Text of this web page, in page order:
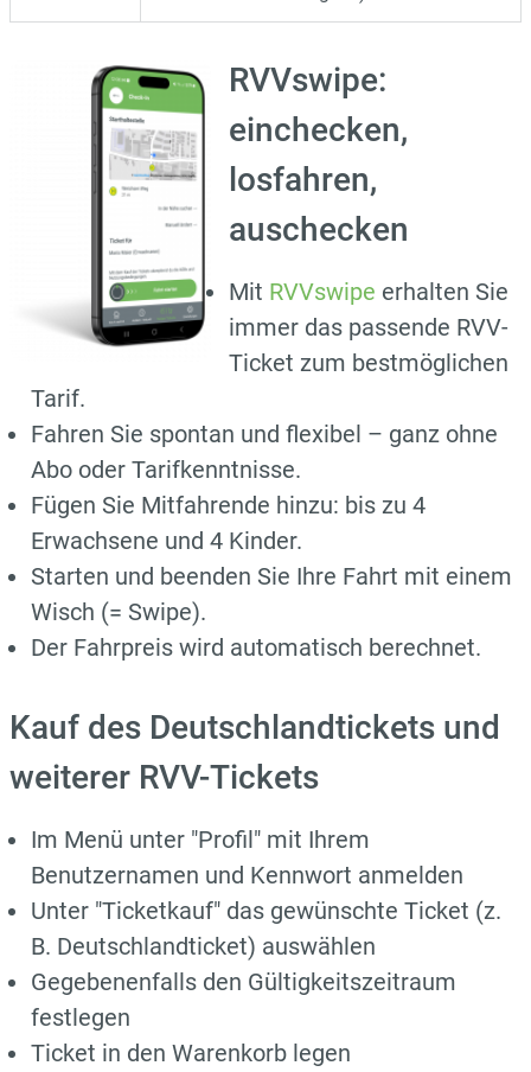
RVVswipe:
einchecken,
losfahren,
auschecken
Mit RVVswipe erhalten Sie
immer das passende RVV-
Ticket zum bestmöglichen
Tarif.
Fahren Sie spontan und flexibel – ganz ohne
Abo oder Tarifkenntnisse.
Fügen Sie Mitfahrende hinzu: bis zu 4
Erwachsene und 4 Kinder.
Starten und beenden Sie Ihre Fahrt mit einem
Wisch (= Swipe).
Der Fahrpreis wird automatisch berechnet.
Kauf des Deutschlandtickets und
weiterer RVV-Tickets
Im Menü unter "Profil" mit Ihrem
Benutzernamen und Kennwort anmelden
Unter "Ticketkauf" das gewünschte Ticket (z.
B. Deutschlandticket) auswählen
Gegebenenfalls den Gültigkeitszeitraum
festlegen
Ticket in den Warenkorb legen